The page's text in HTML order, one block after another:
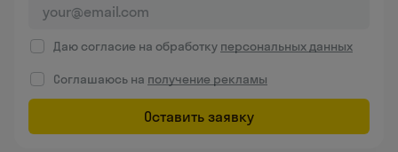
Даю согласие на обработку персональных данных
Соглашаюсь на получение рекламы
Оставить заявку